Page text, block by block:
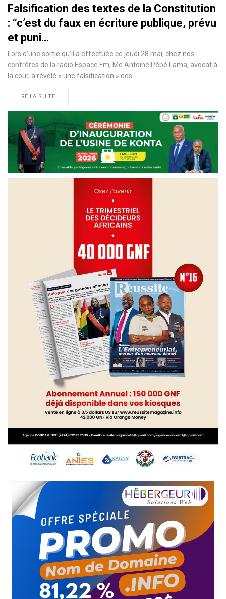
Falsification des textes de la Constitution
: ‘‘c’est du faux en écriture publique, prévu
et puni…
Lors d’une sortie qu’il a effectuée ce jeudi 28 mai, chez nos
confrères de la radio Espace Fm, Me Antoine Pépé Lama, avocat à
la cour, a révélé « une falsification » des…
LIRE LA SUITE...